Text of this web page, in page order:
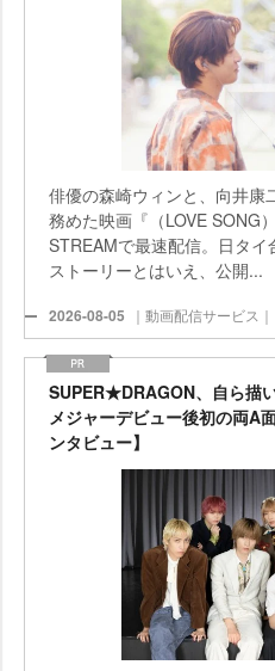
俳優の森崎ウィンと、向井康
務めた映画『（LOVE SONG
STREAMで最速配信。日タ
ストーリーとはいえ、公開...
2026-08-05 ｜動画配信サービス｜
SUPER★DRAGON、自ら描
メジャーデビュー後初の両A
ンタビュー】